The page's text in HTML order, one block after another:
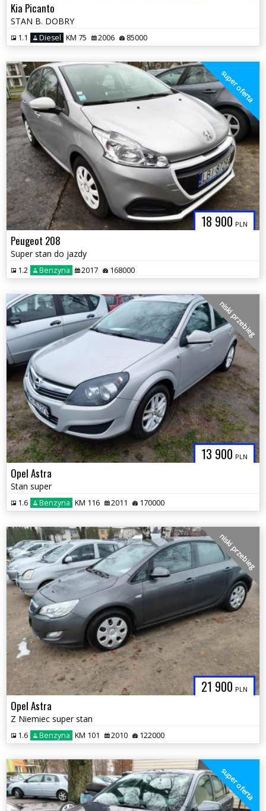
Kia Picanto
STAN B. DOBRY
1.1 Diesel KM 75 2006 85000
18 900 PLN
super oferta
Peugeot 208
Super stan do jazdy
1.2 Benzyna 2017 168000
13 900 PLN
niski przebieg
Opel Astra
Stan super
1.6 Benzyna KM 116 2011 170000
21 900 PLN
niski przebieg
Opel Astra
Z Niemiec super stan
1.6 Benzyna KM 101 2010 122000
super oferta